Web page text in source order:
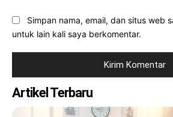
Simpan nama, email, dan situs web
untuk lain kali saya berkomentar.
Artikel Terbaru